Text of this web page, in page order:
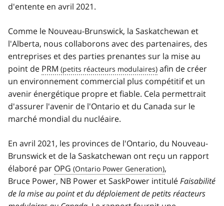
d'entente en avril 2021.
Comme le Nouveau-Brunswick, la Saskatchewan et
l'Alberta, nous collaborons avec des partenaires, des
entreprises et des parties prenantes sur la mise au
point de PRM
afin de créer
un environnement commercial plus compétitif et un
avenir énergétique propre et fiable. Cela permettrait
d'assurer l'avenir de l'Ontario et du Canada sur le
marché mondial du nucléaire.
En avril 2021, les provinces de l'Ontario, du Nouveau-
Brunswick et de la Saskatchewan ont reçu un rapport
élaboré par OPG
,
Bruce Power, NB Power etSaskPower intituléFaisabilité
de la mise au point et du déploiement de petits réacteurs